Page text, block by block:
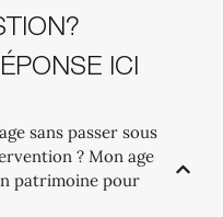
ICI
sans passer sous
? Mon age
patrimoine pour